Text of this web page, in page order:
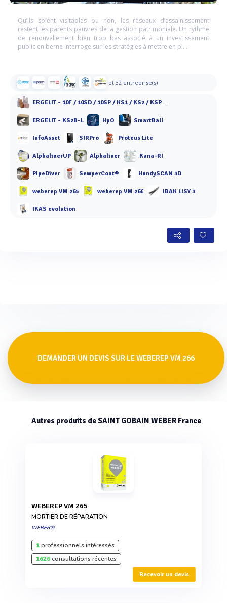
Qu’ils soient visitables ou non, les réseaux d’assainissement
restent les parents pauvres de la gestion patrimoniale. Un rythme
de renouvellement bien trop bas associé à un investissement
public en berne interroge sur les stratégies à mettre en pl...
et 32 entreprise(s)
ERGELIT - 10F / 10SD / 10SP / KS1 / KS2 / KSP / KT 10 / KT 40 / KBF 40
ERGELIT - KS2B-L HpO SmartBall
InfoAsset SIRPro Proteus Lite
AlphalinerUP Alphaliner Kana-RI
PipeDiver SewperCoat® HandySCAN 3D
weberep VM 265 weberep VM 266 IBAK LISY 3
IKAS evolution
DEMANDER UN DEVIS SUR LE WEBEREP VM 266
Autres produits de SAINT GOBAIN WEBER France
WEBEREP VM 265
MORTIER DE RÉPARATION
WEBER®
1professionnels intéressés
1626consultations récentes
Recevoir un devis